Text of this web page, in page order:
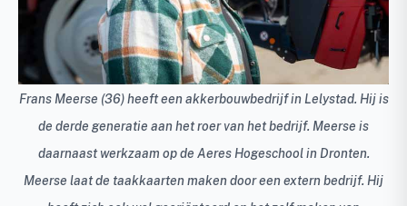
Frans Meerse (36) heeft een akkerbouwbedrijf in Lelystad. Hij is
de derde generatie aan het roer van het bedrijf. Meerse is
daarnaast werkzaam op de Aeres Hogeschool in Dronten.
Meerse laat de taakkaarten maken door een extern bedrijf. Hij